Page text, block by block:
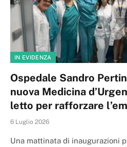
IN EVIDENZA
Ospedale Sandro
nuova Medicina
letto per rafforzare
6 Luglio 2026
Una mattinata di inaugurazioni